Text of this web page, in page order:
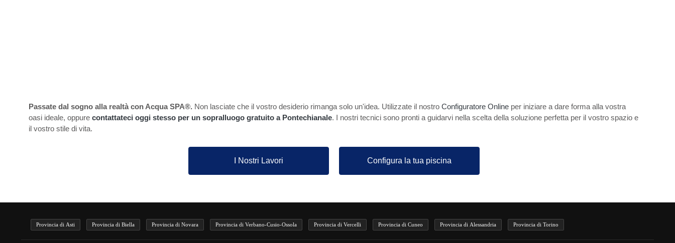
Passate dal sogno alla realtà con Acqua SPA®. Non lasciate che il vostro desiderio rimanga solo un'idea. Utilizzate il nostro Configuratore Online per iniziare a dare forma alla vostra
oasi ideale, oppure contattateci oggi stesso per un sopralluogo gratuito a Pontechianale. I nostri tecnici sono pronti a guidarvi nella scelta della soluzione perfetta per il vostro spazio e
il vostro stile di vita.
I Nostri Lavori Configura la tua piscina
Provincia di Asti Provincia di Biella Provincia di Novara Provincia di Verbano-Cusio-Ossola Provincia di Vercelli Provincia di Cuneo Provincia di Alessandria Provincia di Torino